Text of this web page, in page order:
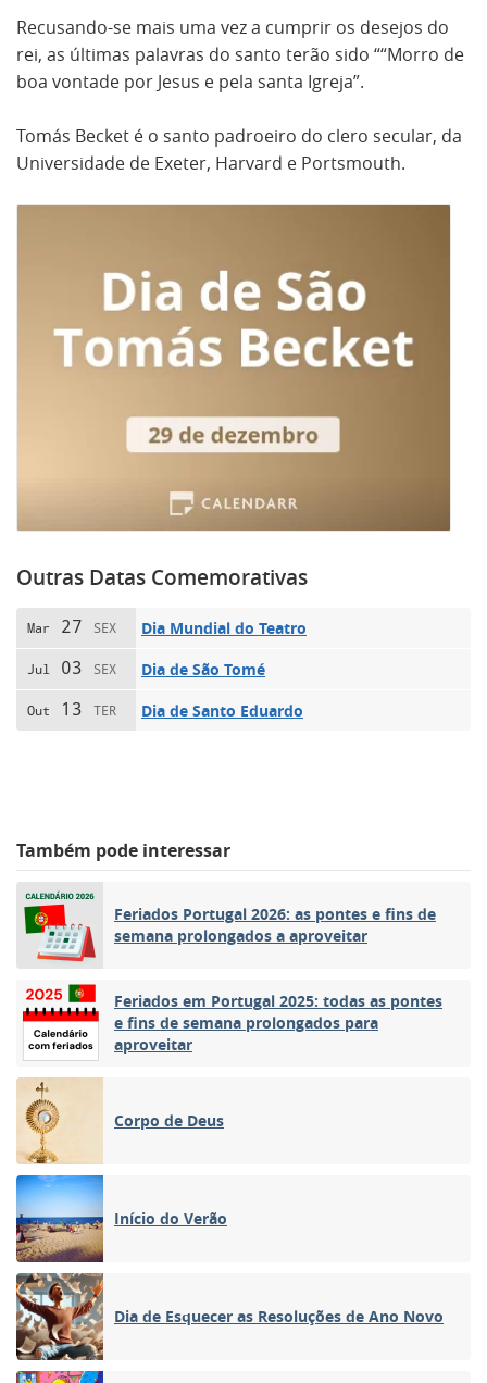
Recusando-se mais uma vez a cumprir os desejos do
rei, as últimas palavras do santo terão sido ““Morro de
boa vontade por Jesus e pela santa Igreja”.
Tomás Becket é o santo padroeiro do clero secular, da
Universidade de Exeter, Harvard e Portsmouth.
Outras Datas Comemorativas
Mar 27 SEX Dia Mundial do Teatro
Jul 03 SEX Dia de São Tomé
Out 13 TER Dia de Santo Eduardo
Também pode interessar
Feriados Portugal 2026: as pontes e fins de
semana prolongados a aproveitar
Feriados em Portugal 2025: todas as pontes
e fins de semana prolongados para
aproveitar
Corpo de Deus
Início do Verão
Dia de Esquecer as Resoluções de Ano Novo